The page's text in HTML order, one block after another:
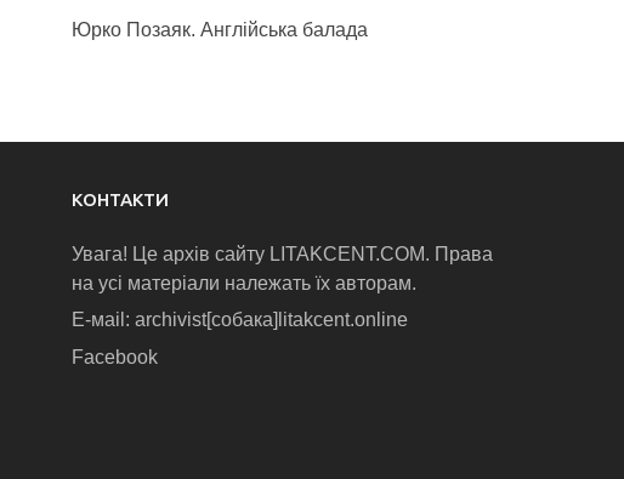
Юрко Позаяк. Англійська балада
КОНТАКТИ
Увага! Це архів сайту LITAKCENT.COM. Права
на усі матеріали належать їх авторам.
E-маіl: archivist[собака]litakcent.online
Facebook